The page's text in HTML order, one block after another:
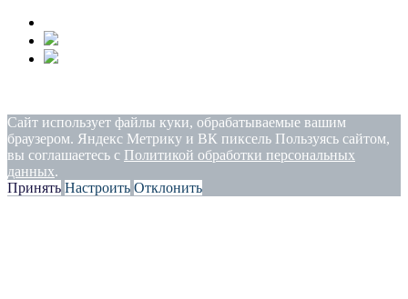
Сайт использует файлы куки, обрабатываемые вашим
браузером. Яндекс Метрику и ВК пиксель Пользуясь сайтом,
вы соглашаетесь с Политикой обработки персональных
данных.
Принять Настроить Отклонить